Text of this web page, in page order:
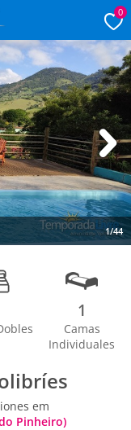
0
1/44
Next
1
Camas
Individuales
em
Pinheiro)